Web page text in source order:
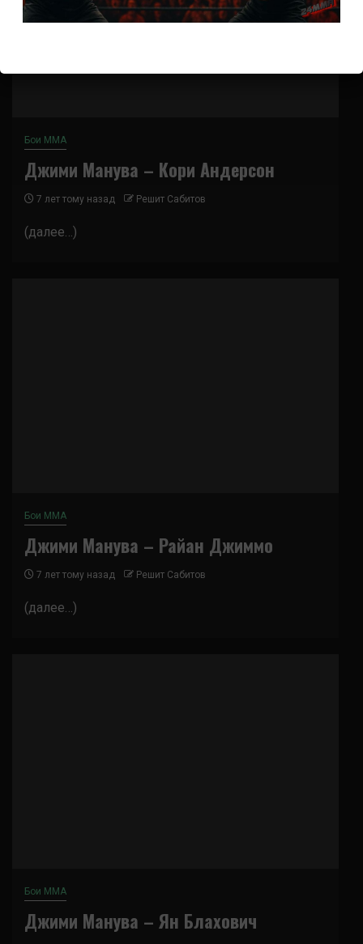
Бои ММА
Джими Манува – Кори Андерсон
7 лет тому назад Решит Сабитов
(далее…)
Бои ММА
Джими Манува – Райан Джиммо
7 лет тому назад Решит Сабитов
(далее…)
Бои ММА
Джими Манува – Ян Блахович